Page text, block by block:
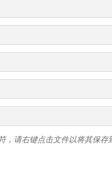
请右键点击文件以将其保存